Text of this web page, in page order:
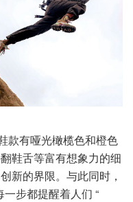
款有哑光橄榄色和橙色
鞋舌等富有想象力的细
新的界限。与此同时，
步都提醒着人们 “